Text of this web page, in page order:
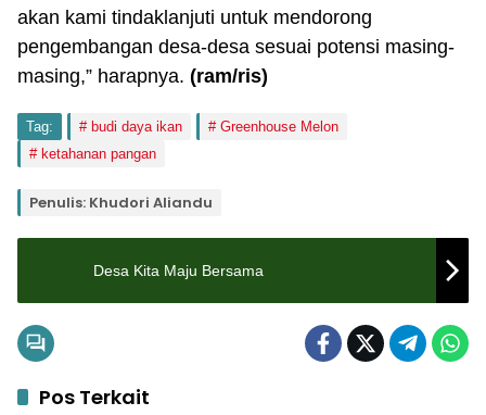
akan kami tindaklanjuti untuk mendorong
pengembangan desa-desa sesuai potensi masing-
masing,” harapnya. (ram/ris)
Tag: budi daya ikan
Greenhouse Melon
ketahanan pangan
Penulis: Khudori Aliandu
Desa Kita Maju Bersama
Pos Terkait
Pemerintahan